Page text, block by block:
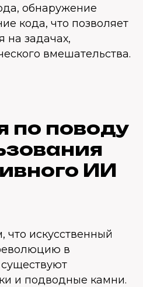
обнаружение
кода, что позволяет
на задачах,
вмешательства.
по поводу
ИИ
что искусственный
в
и подводные камни.